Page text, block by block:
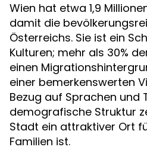
Wien hat etwa 1,9
damit die
Österreichs. Sie ist ein
Kulturen; mehr als 30%
einen
einer bemerkenswerten
Bezug auf Sprachen und
demografische Struktur
Stadt ein attraktiver Ort
Familien ist.